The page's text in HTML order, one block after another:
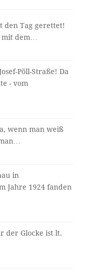
den Tag gerettet!
dem…
Pöll-Straße! Da
- vom
wenn man weiß
in
Jahre 1924 fanden
der Glocke ist lt.